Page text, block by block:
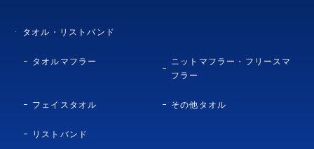
タオル・リストバンド
タオルマフラー
ニットマフラー・フリースマ
フラー
フェイスタオル その他タオル
リストバンド